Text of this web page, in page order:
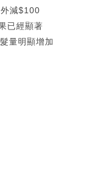
減$100
已經顯著
量明顯增加